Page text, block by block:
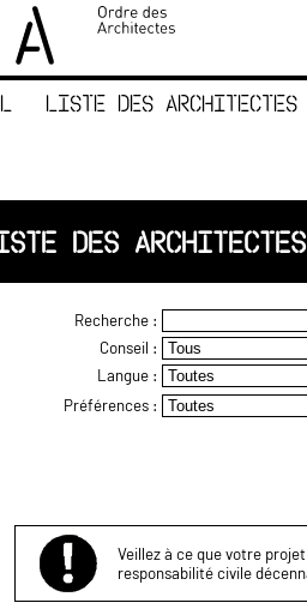
LISTE DES ARCHITECTES
DES ARCHITECTES
Recherche :
Conseil :
Langue :
Préférences :
Veillez à ce que votre
responsabilité civile